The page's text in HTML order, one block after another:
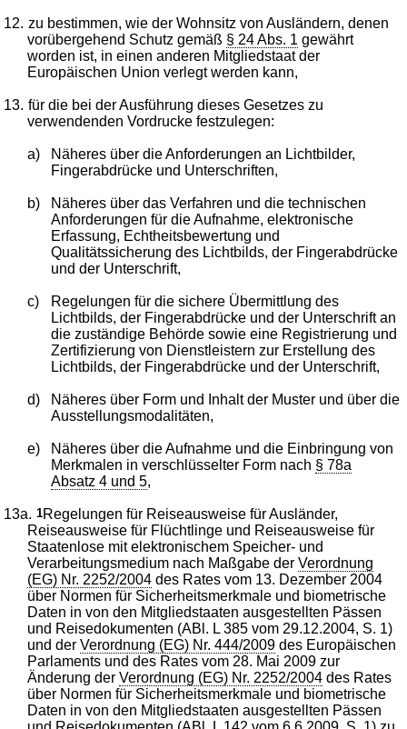
12. zu bestimmen, wie der Wohnsitz von Ausländern, denen
vorübergehend Schutz gemäß § 24 Abs. 1 gewährt
worden ist, in einen anderen Mitgliedstaat der
Europäischen Union verlegt werden kann,
13. für die bei der Ausführung dieses Gesetzes zu
verwendenden Vordrucke festzulegen:
a)
Näheres über die Anforderungen an Lichtbilder,
Fingerabdrücke und Unterschriften,
b)
Näheres über das Verfahren und die technischen
Anforderungen für die Aufnahme, elektronische
Erfassung, Echtheitsbewertung und
Qualitätssicherung des Lichtbilds, der Fingerabdrücke
und der Unterschrift,
c)
Regelungen für die sichere Übermittlung des
Lichtbilds, der Fingerabdrücke und der Unterschrift an
die zuständige Behörde sowie eine Registrierung und
Zertifizierung von Dienstleistern zur Erstellung des
Lichtbilds, der Fingerabdrücke und der Unterschrift,
d)
Näheres über Form und Inhalt der Muster und über die
Ausstellungsmodalitäten,
e)
Näheres über die Aufnahme und die Einbringung von
Merkmalen in verschlüsselter Form nach § 78a
Absatz 4 und 5,
13a. 1Regelungen für Reiseausweise für Ausländer,
Reiseausweise für Flüchtlinge und Reiseausweise für
Staatenlose mit elektronischem Speicher- und
Verarbeitungsmedium nach Maßgabe derVerordnung
(EG) Nr. 2252/2004 des Rates vom 13. Dezember 2004
über Normen für Sicherheitsmerkmale und biometrische
Daten in von den Mitgliedstaaten ausgestellten Pässen
und Reisedokumenten (ABl. L 385 vom 29.12.2004, S. 1)
und derVerordnung (EG) Nr. 444/2009 des Europäischen
Parlaments und des Rates vom 28. Mai 2009 zur
Änderung derVerordnung (EG) Nr. 2252/2004 des Rates
über Normen für Sicherheitsmerkmale und biometrische
Daten in von den Mitgliedstaaten ausgestellten Pässen